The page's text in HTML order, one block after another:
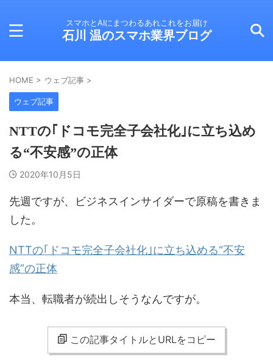
スマホとAIにまつわるあれこれをお届け
石川 温のスマホ業界ブログ
HOME > ウェブ記事 >
ウェブ記事
NTTの｢ドコモ完全子会社化｣に立ち込め
る“不安感”の正体
2020年10月5日
先週ですが、ビジネスインサイダーで原稿を書きま
した。
NTTの｢ドコモ完全子会社化｣に立ち込める“不安
感”の正体
本当、転職者が続出しそうなんですが。
この記事タイトルとURLをコピー